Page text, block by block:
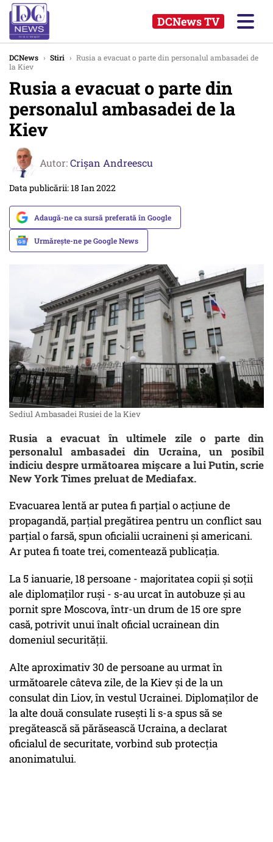
DCNews TV
DCNews › Stiri › Rusia a evacuat o parte din personalul ambasadei de
la Kiev
Rusia a evacuat o parte din
personalul ambasadei de la
Kiev
Autor:Crişan Andreescu
Data publicării: 18 Ian 2022
Adaugă-ne ca sursă preferată în Google
Urmărește-ne pe Google News
Sediul Ambasadei Rusiei de la Kiev
Rusia a evacuat în ultimele zile o parte din
personalul ambasadei din Ucraina, un posibil
indiciu despre următoarea mișcare a lui Putin, scrie
New York Times preluat de Mediafax.
Evacuarea lentă ar putea fi parțial o acțiune de
propagandă, parțial pregătirea pentru un conflict sau
parțial o farsă, spun oficialii ucraineni și americani.
Ar putea fi toate trei, comentează publicația.
La 5 ianuarie, 18 persoane - majoritatea copii și soții
ale diplomaților ruși - s-au urcat în autobuze și au
pornit spre Moscova, într-un drum de 15 ore spre
casă, potrivit unui înalt oficial ucrainean din
domeniul securității.
Alte aproximativ 30 de persoane au urmat în
următoarele câteva zile, de la Kiev și de la un
consulat din Liov, în vestul Ucrainei. Diplomaților de
la alte două consulate rusești li s-a spus să se
pregătească să părăsească Ucraina, a declarat
oficialul de securitate, vorbind sub protecția
anonimatului.